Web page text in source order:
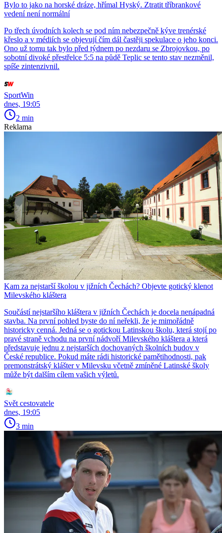
Bylo to jako na horské dráze, hřímal Hyský. Ztratit tříbrankové
vedení není normální
Po třech úvodních kolech se pod ním nebezpečně kýve trenérské
křeslo a v médiích se objevují čím dál častěji spekulace o jeho konci.
Ono už tomu tak bylo před týdnem po nezdaru se Zbrojovkou, po
sobotní divoké přestřelce 5:5 na půdě Teplic se tento stav nezměnil,
spíše zintenzivnil.
SportWin
dnes, 19:05
2 min
Reklama
Kam za nejstarší školou v jižních Čechách? Objevte gotický klenot
Milevského kláštera
Součástí nejstaršího kláštera v jižních Čechách je docela nenápadná
stavba. Na první pohled byste do ní neřekli, že je mimořádně
historicky cenná. Jedná se o gotickou Latinskou školu, která stojí po
pravé straně vchodu na první nádvoří Milevského kláštera a která
představuje jednu z nejstarších dochovaných školních budov v
České republice. Pokud máte rádi historické pamětihodnosti, pak
premonstrátský klášter v Milevsku včetně zmíněné Latinské školy
může být dalším cílem vašich výletů.
Svět cestovatele
dnes, 19:05
3 min